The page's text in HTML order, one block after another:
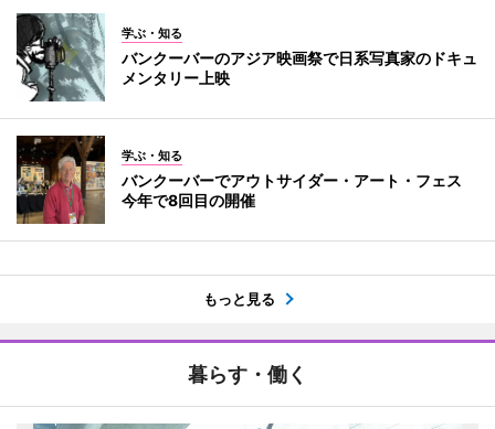
学ぶ・知る
バンクーバーのアジア映画祭で日系写真家のドキュ
メンタリー上映
学ぶ・知る
バンクーバーでアウトサイダー・アート・フェス
今年で8回目の開催
もっと見る
暮らす・働く